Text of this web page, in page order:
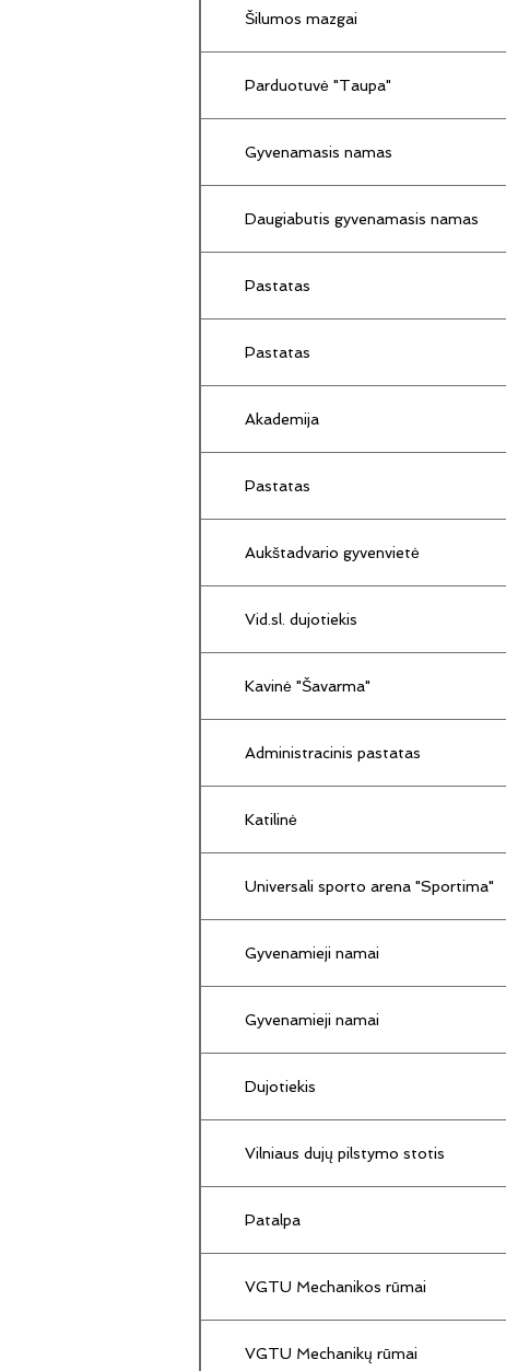
Šilumos mazgai
Parduotuvė "Taupa"
Gyvenamasis namas
Daugiabutis gyvenamasis namas
Pastatas
Pastatas
Akademija
Pastatas
Aukštadvario gyvenvietė
Vid.sl. dujotiekis
Kavinė "Šavarma"
Administracinis pastatas
Katilinė
Universali sporto arena "Sportima"
Gyvenamieji namai
Gyvenamieji namai
Dujotiekis
Vilniaus dujų pilstymo stotis
Patalpa
VGTU Mechanikos rūmai
VGTU Mechanikų rūmai